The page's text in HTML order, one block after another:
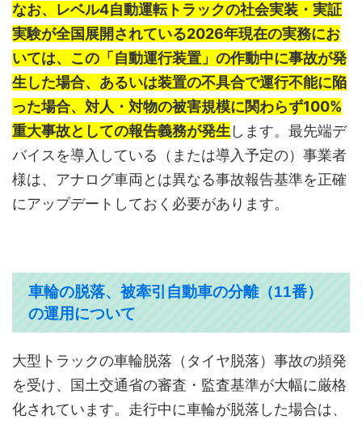
なお、レベル4自動運転トラックの社会実装・実証
実験が全国展開されている2026年現在の実務にお
いては、この「自動運行装置」の作動中に事故が発
生した場合、あるいは装置の不具合で運行不能に陥
った場合、対人・対物の被害規模に関わらず100%
重大事故としての報告義務が発生します。最先端デ
バイスを導入している（または導入予定の）事業者
様は、アナログ車両とは異なる事故報告基準を正確
にアップデートしておく必要があります。
車輪の脱落、被牽引自動車の分離（11番）
の運用について
大型トラックの車輪脱落（タイヤ脱落）事故の頻発
を受け、国土交通省の審査・監査基準が大幅に厳格
化されています。走行中に車輪が脱落した場合は、